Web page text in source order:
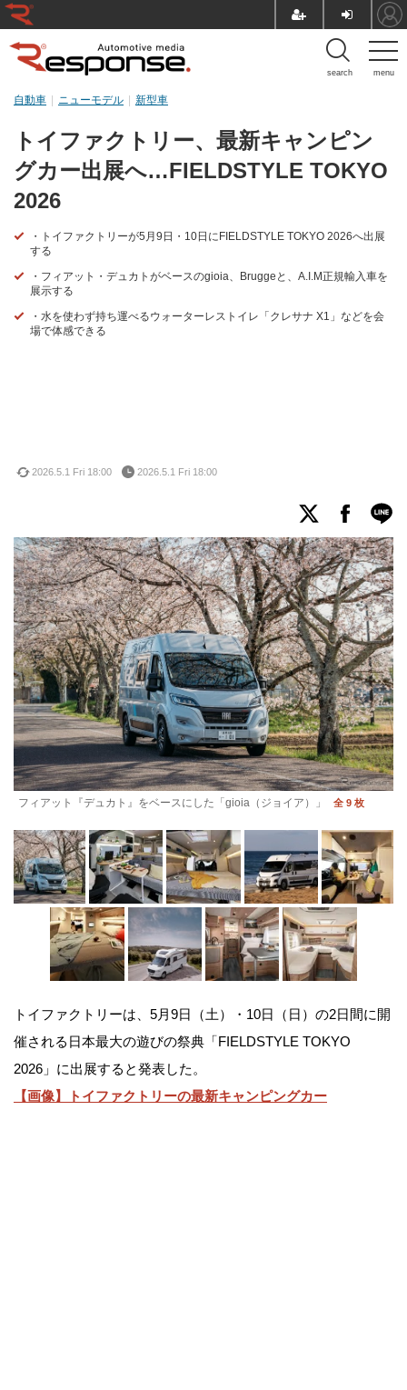
menu
search
トイファクトリー、最新キャンピン
グカー出展へ…FIELDSTYLE TOKYO
2026
・トイファクトリーが5月9日・10日にFIELDSTYLE TOKYO 2026へ出展
する
・フィアット・デュカトがベースのgioia、Bruggeと、A.I.M正規輸入車を
展示する
・水を使わず持ち運べるウォーターレストイレ「クレサナ X1」などを会
場で体感できる
自動車 ニューモデル 新型車
2026.5.1 Fri 18:00 2026.5.1 Fri 18:00
フィアット『デュカト』をベースにした「gioia（ジョイア）」 全 9 枚
トイファクトリーは、5月9日（土）・10日（日）の2日間に開
催される日本最大の遊びの祭典「FIELDSTYLE TOKYO
2026」に出展すると発表した。
【画像】トイファクトリーの最新キャンピングカー